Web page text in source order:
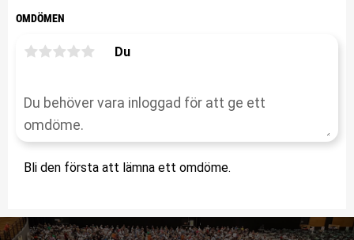
OMDÖMEN
Du
Bli den första att lämna ett omdöme.